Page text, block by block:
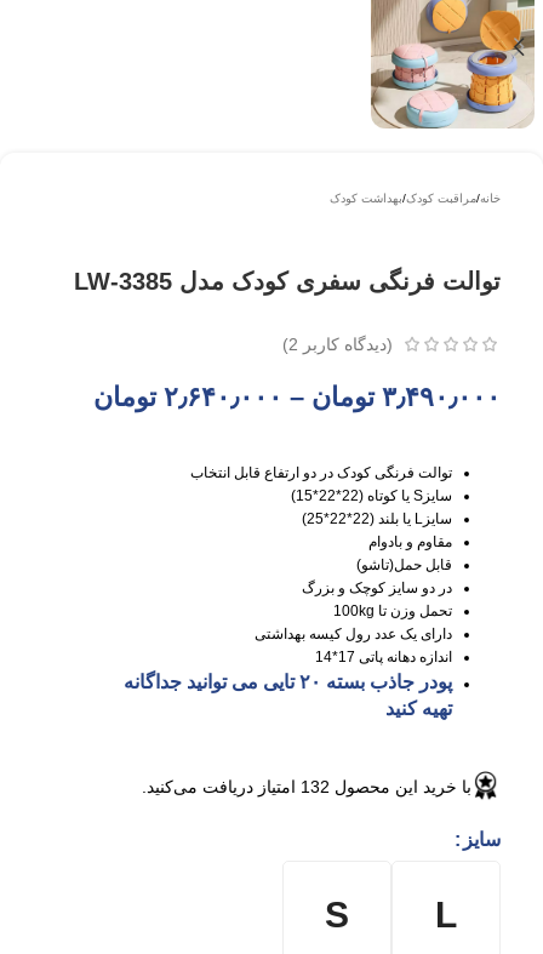
خانه/مراقبت کودک/بهداشت کودک
توالت فرنگی سفری کودک مدل LW-3385
(دیدگاه کاربر 2
)
۳٫۴۹۰٫۰۰۰ تومان – ۲٫۶۴۰٫۰۰۰ تومان
توالت فرنگی کودک در دو ارتفاع قابل انتخاب
سایزS یا کوتاه (22*22*15)
سایزL یا بلند (22*22*25)
مقاوم و بادوام
قابل حمل(تاشو)
در دو سایز کوچک و بزرگ
تحمل وزن تا 100kg
دارای یک عدد رول کیسه بهداشتی
اندازه دهانه پاتی 17*14
پودر جاذب بسته ۲۰ تایی
می توانید جداگانه
تهیه کنید
با خرید این محصول 132 امتیاز دریافت می‌کنید.
سایز
L
S